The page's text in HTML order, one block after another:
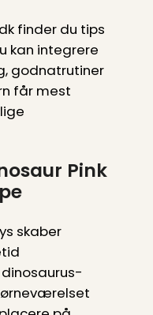
finder du tips
kan integrere
godnat­rutiner
får mest
Pink
skaber